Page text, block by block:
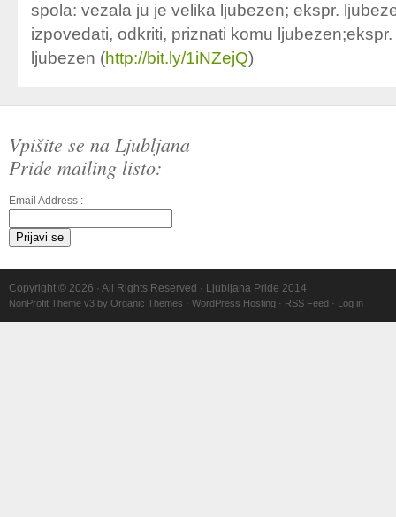
spola: vezala ju je velika ljubezen; ekspr.
izpovedati, odkriti, priznati komu
ljubezen (http://bit.ly/1iNZejQ)
Vpišite se na Ljubljana
Pride mailing listo:
Email Address :
Copyright © 2026 · All Rights Reserved · Ljubljana Pride 2014
NonProfit Theme v3 by Organic Themes · WordPress Hosting · RSS Feed · Log in